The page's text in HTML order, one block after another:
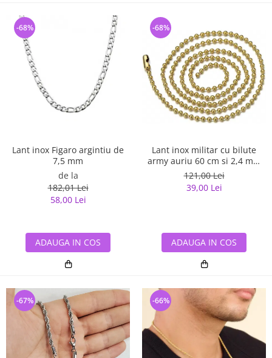
Lant inox Figaro argintiu de
7,5 mm
de la
182,01 Lei
58,00 Lei
-68%
ADAUGA IN COS
Lant inox militar cu bilute
army auriu 60 cm si 2,4 mm
grosime
121,00 Lei
39,00 Lei
-68%
ADAUGA IN COS
-67% -66%